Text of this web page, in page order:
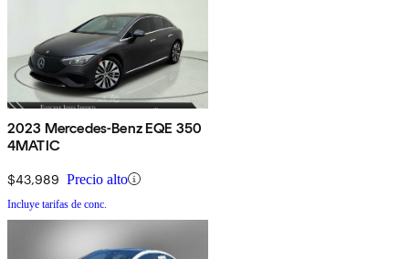
2023 Mercedes-Benz EQE 350
4MATIC
$43,989 Precio alto
Incluye tarifas de conc.